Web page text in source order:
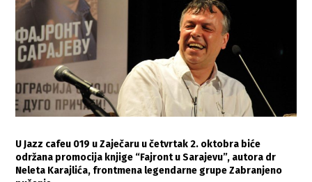
U Jazz cafeu 019 u Zaječaru u četvrtak 2. oktobra biće
održana promocija knjige “Fajront u Sarajevu”, autora dr
Neleta Karajlića, frontmena legendarne grupe Zabranjeno